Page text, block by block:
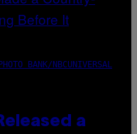
BANK/NBCUNIVERSAL
a